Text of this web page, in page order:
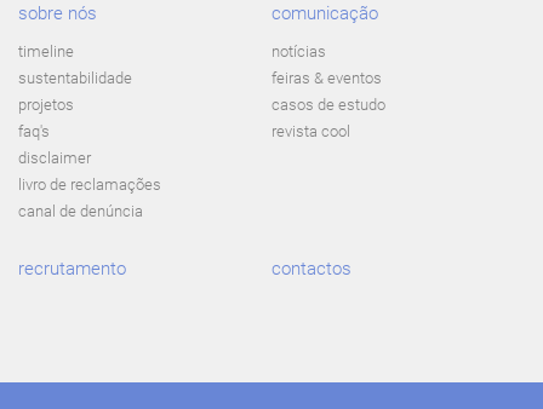
sobre nós
timeline
sustentabilidade
projetos
faq's
disclaimer
livro de reclamações
canal de denúncia
comunicação
notícias
feiras & eventos
casos de estudo
revista cool
recrutamento contactos